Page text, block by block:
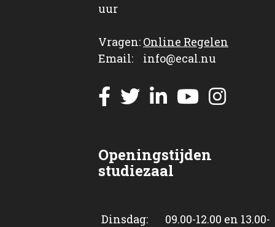
uur
Vragen: Online Regelen
Email: info@ecal.nu
Openingstijden
studiezaal
Dinsdag: 09.00-12.00 en 13.00-